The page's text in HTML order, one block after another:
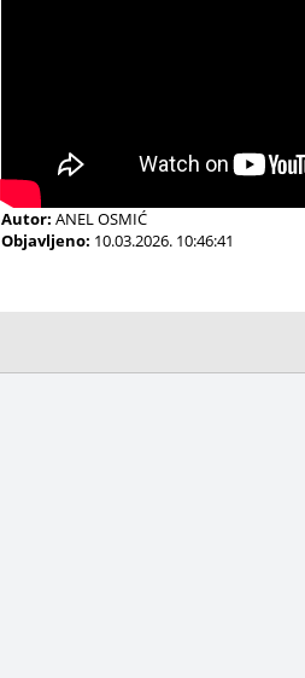
Autor: ANEL OSMIĆ
Objavljeno: 10.03.2026. 10:46:41